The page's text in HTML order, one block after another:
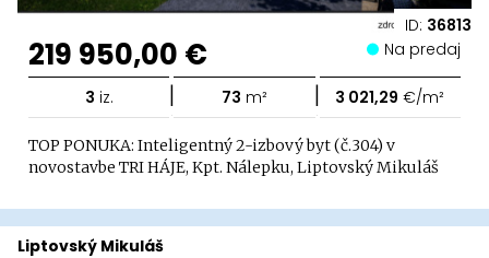
ID: 36813
219 950,00 € Na predaj
3 iz. | 73 m² | 3 021,29 €/m²
TOP PONUKA: Inteligentný 2-izbový byt (č.304) v
novostavbe TRI HÁJE, Kpt. Nálepku, Liptovský Mikuláš
Liptovský Mikuláš